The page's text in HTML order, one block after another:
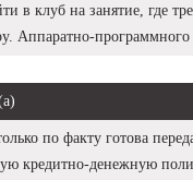
в клуб на занятие, где
Аппаратно-программного
по факту готова
кредитно-денежную